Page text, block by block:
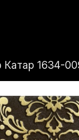
Катар 1634-